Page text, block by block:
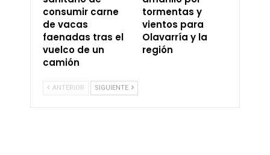
consumir carne
de vacas
faenadas tras el
vuelco de un
camión
tormentas y
vientos para
Olavarría y la
región
ANTERIOR SIGUIENTE